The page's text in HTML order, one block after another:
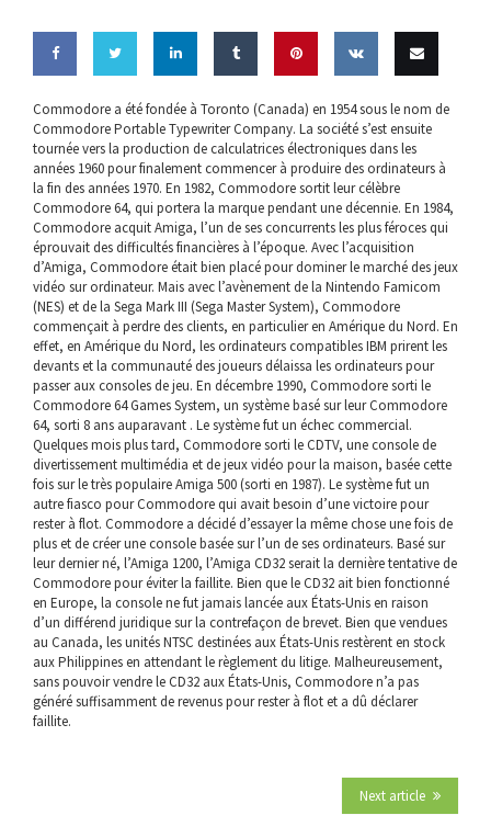
on
Facebook
on
Twitter
on
LinkedIn
on
Tumblr
on VK this
Commodore a été fondée à Toronto (Canada) en 1954 sous le nom de
Commodore Portable Typewriter Company. La société s’est ensuite
tournée vers la production de calculatrices électroniques dans les
années 1960 pour finalement commencer à produire des ordinateurs à
la fin des années 1970. En 1982, Commodore sortit leur célèbre
Commodore 64, qui portera la marque pendant une décennie. En 1984,
Commodore acquit Amiga, l’un de ses concurrents les plus féroces qui
éprouvait des difficultés financières à l’époque. Avec l’acquisition
d’Amiga, Commodore était bien placé pour dominer le marché des jeux
vidéo sur ordinateur. Mais avec l’avènement de la Nintendo Famicom
(NES) et de la Sega Mark III (Sega Master System), Commodore
commençait à perdre des clients, en particulier en Amérique du Nord. En
effet, en Amérique du Nord, les ordinateurs compatibles IBM prirent les
devants et la communauté des joueurs délaissa les ordinateurs pour
passer aux consoles de jeu. En décembre 1990, Commodore sorti le
Commodore 64 Games System, un système basé sur leur Commodore
64, sorti 8 ans auparavant​​ . Le système fut un échec commercial.
Quelques mois plus tard, Commodore sorti le CDTV, une console de
divertissement multimédia et de jeux vidéo pour la maison, basée cette
fois sur le très populaire Amiga 500 (sorti en 1987). Le système fut un
autre fiasco pour Commodore qui avait besoin d’une victoire pour
rester à flot. Commodore a décidé d’essayer la même chose une fois de
plus et de créer une console basée sur l’un de ses ordinateurs. Basé sur
leur dernier né, l’Amiga 1200, l’Amiga CD32 serait la dernière tentative de
Commodore pour éviter la faillite. Bien que le CD32 ait bien fonctionné
en Europe, la console ne fut jamais lancée aux États-Unis en raison
d’un différend juridique sur la contrefaçon de brevet. Bien que vendues
au Canada, les unités NTSC destinées aux États-Unis restèrent en stock
aux Philippines en attendant le règlement du litige. Malheureusement,
sans pouvoir vendre le CD32 aux États-Unis, Commodore n’a pas
généré suffisamment de revenus pour rester à flot et a dû déclarer
faillite.
Next article